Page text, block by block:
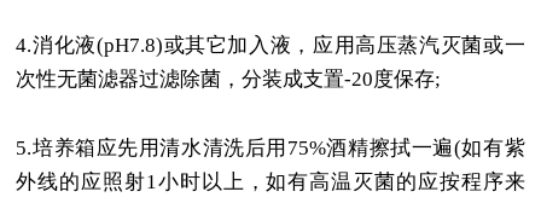
4.消化液(pH7.8)或其它加入液，应用高压蒸汽灭菌或一
次性无菌滤器过滤除菌，分装成支置-20度保存;
5.培养箱应先用清水清洗后用 75%酒精擦拭一遍(如有紫
外线的应照射1 小时以上，如有高温灭菌的应按程序来